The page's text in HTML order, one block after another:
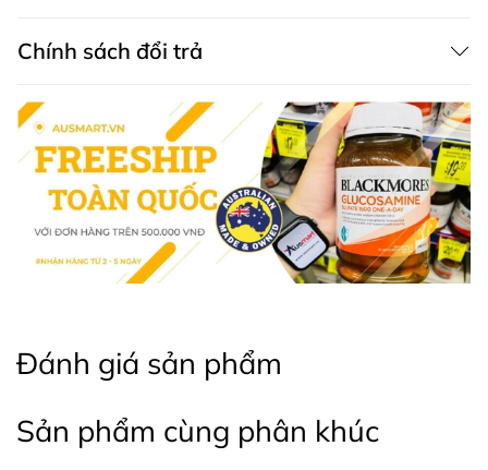
Selenium DS + acid salicylic đã được chứng minh
khoa học trong việc trị gàu.
cho da đầu.
Được kiểm nghiệm da liễu: An toàn cho da đầu
nhạy cảm và có thể sử dụng hàng ngày.
Chính sách đổi trả
Đánh giá sản phẩm
Sản phẩm cùng phân khúc